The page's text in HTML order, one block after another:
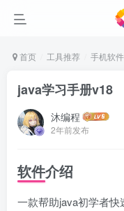
首页 工具推荐 手机软件
java学习手册v18
沐编程
2年前发布
软件介绍
一款帮助java初学者